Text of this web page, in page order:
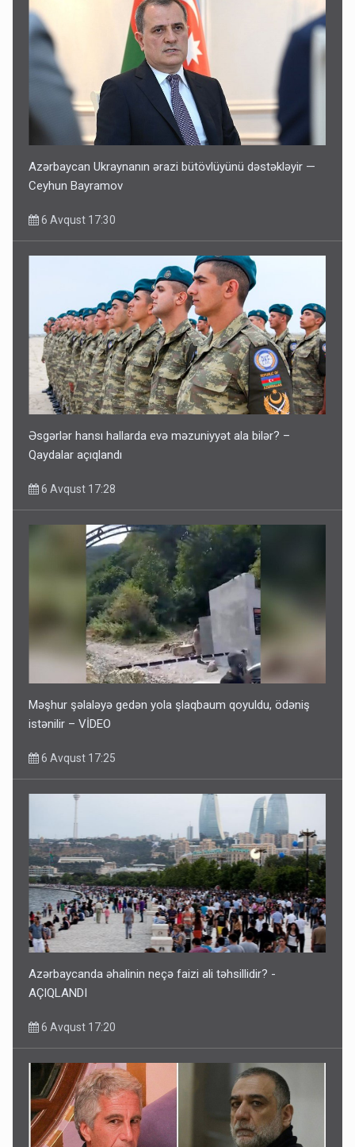
Azərbaycan Ukraynanın ərazi bütövlüyünü dəstəkləyir —
Ceyhun Bayramov
6 Avqust 17:30
Əsgərlər hansı hallarda evə məzuniyyət ala bilər? –
Qaydalar açıqlandı
6 Avqust 17:28
Məşhur şəlaləyə gedən yola şlaqbaum qoyuldu, ödəniş
istənilir – VİDEO
6 Avqust 17:25
Azərbaycanda əhalinin neçə faizi ali təhsillidir? -
AÇIQLANDI
6 Avqust 17:20